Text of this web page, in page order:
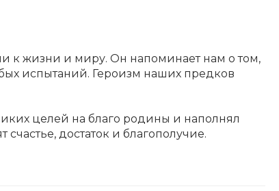
к жизни и миру. Он напоминает нам о том,
испытаний. Героизм наших предков
целей на благо родины и наполнял
достаток и благополучие.